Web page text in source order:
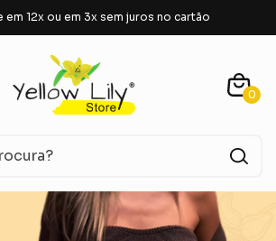
para SUDESTE acima de R$ 350,00
0